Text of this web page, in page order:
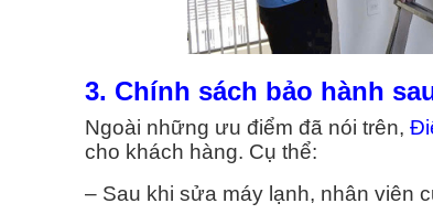
3. Chính sách bảo hành
Ngoài những ưu điểm đã nói trên,
cho khách hàng. Cụ thể:
– Sau khi sửa máy lạnh, nhân viên